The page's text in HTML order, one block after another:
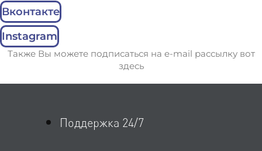
Вконтакте
Instagram
Также Вы можете подписаться на e-mail рассылку вот
здесь
Поддержка 24/7